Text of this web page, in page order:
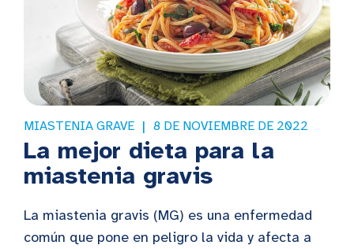
MIASTENIA GRAVE 8 DE NOVIEMBRE DE 2022
La mejor dieta para la
miastenia gravis
La miastenia gravis (MG) es una enfermedad
común que pone en peligro la vida y afecta a